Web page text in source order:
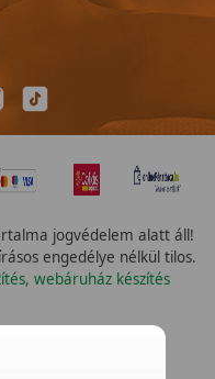
jogvédelem alatt áll!
engedélye nélkül tilos.
webáruház készítés